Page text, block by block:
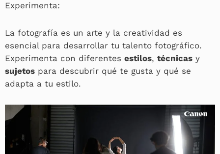
Experimenta:
La fotografía es un arte y la creatividad es
esencial para desarrollar tu talento fotográfico.
Experimenta con diferentes estilos, técnicas y
sujetos para descubrir qué te gusta y qué se
adapta a tu estilo.